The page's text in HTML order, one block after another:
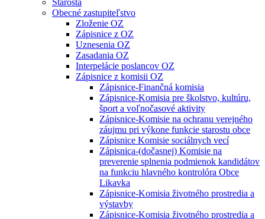
Starosta
Obecné zastupiteľstvo
Zloženie OZ
Zápisnice z OZ
Uznesenia OZ
Zasadania OZ
Interpelácie poslancov OZ
Zápisnice z komisii OZ
Zápisnice-Finančná komisia
Zápisnice-Komisia pre školstvo, kultúru,
šport a voľnočasové aktivity
Zápisnice-Komisie na ochranu verejného
záujmu pri výkone funkcie starostu obce
Zápisnice Komisie sociálnych vecí
Zápisnica-(dočasnej) Komisie na
preverenie splnenia podmienok kandidátov
na funkciu hlavného kontrolóra Obce
Likavka
Zápisnice-Komisia životného prostredia a
výstavby
Zápisnice-Komisia životného prostredia a